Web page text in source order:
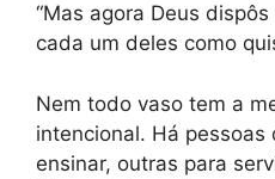
“Mas agora Deus
cada um deles como
Nem todo vaso tem a
intencional. Há pessoas
ensinar, outras para